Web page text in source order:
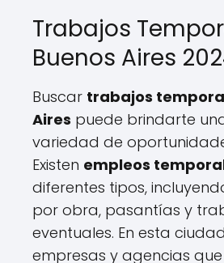
Trabajos
Buenos Aires
Buscar trabajos
Aires puede brindarte
variedad de
Existen empleos
diferentes tipos,
por obra, pasantías y
eventuales. En esta
empresas y agencias